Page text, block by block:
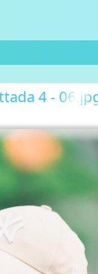
4 -